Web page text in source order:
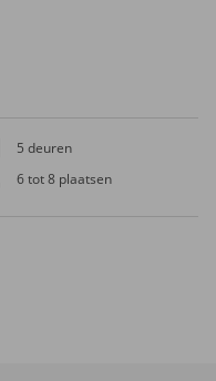
5 deuren
6 tot 8 plaatsen